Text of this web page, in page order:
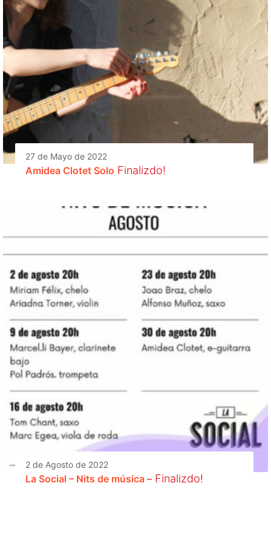
27 de Mayo de 2022
Amidea Clotet Solo Finalizdo!
2 de Agosto de 2022
La Social – Nits de música – Finalizdo!